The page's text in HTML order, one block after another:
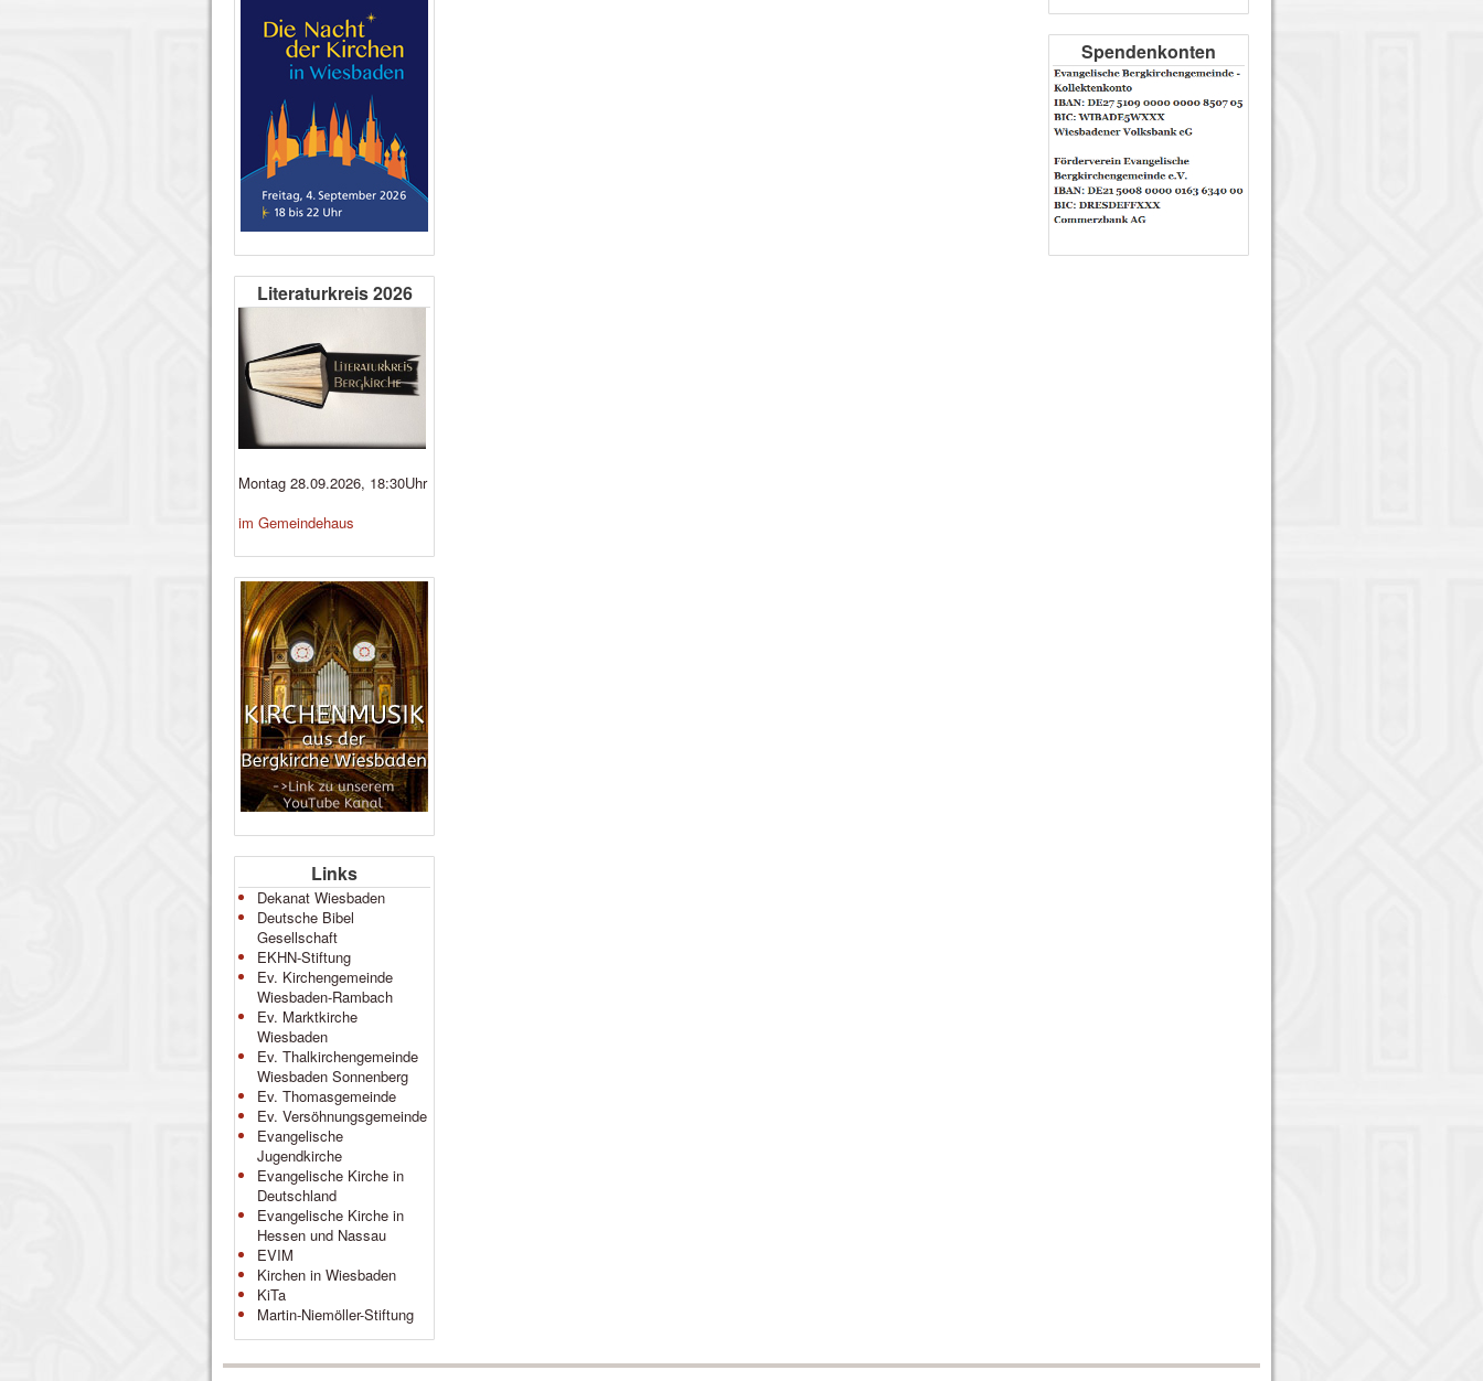
Literaturkreis 2026
Montag 28.09.2026, 18:30Uhr
im Gemeindehaus
Links
Dekanat Wiesbaden
Deutsche Bibel
Gesellschaft
EKHN-Stiftung
Ev. Kirchengemeinde
Wiesbaden-Rambach
Ev. Marktkirche
Wiesbaden
Ev. Thalkirchengemeinde
Wiesbaden Sonnenberg
Ev. Thomasgemeinde
Ev. Versöhnungsgemeinde
Evangelische
Jugendkirche
Evangelische Kirche in
Deutschland
Evangelische Kirche in
Hessen und Nassau
EVIM
Kirchen in Wiesbaden
KiTa
Martin-Niemöller-Stiftung
Spendenkonten